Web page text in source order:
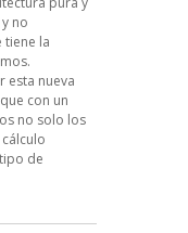
no
la
esta nueva
con un
no solo los
de